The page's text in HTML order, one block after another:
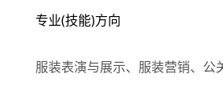
专业(技能)方向
服装表演与展示、服装营销、公